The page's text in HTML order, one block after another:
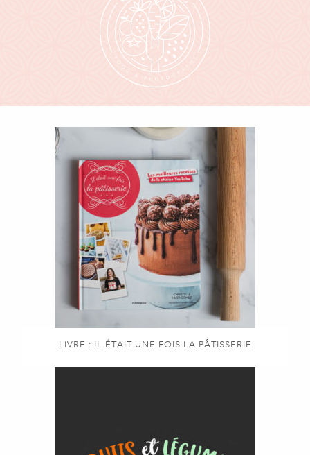
LIVRE : IL ÉTAIT UNE FOIS LA PÂTISSERIE